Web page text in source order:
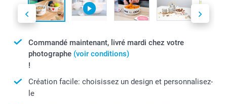
Commandé maintenant, livré mardi chez votre
photographe (voir conditions)
!
Création facile: choisissez un design et personnalisez-
le